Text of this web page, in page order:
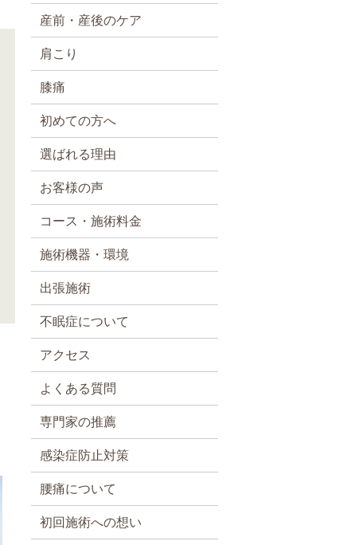
産前・産後のケア
肩こり
膝痛
初めての方へ
選ばれる理由
お客様の声
コース・施術料金
施術機器・環境
出張施術
不眠症について
アクセス
よくある質問
専門家の推薦
感染症防止対策
腰痛について
初回施術への想い